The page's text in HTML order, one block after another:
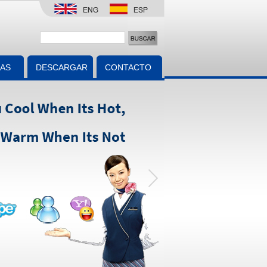
DESCARGAR CONTACTO